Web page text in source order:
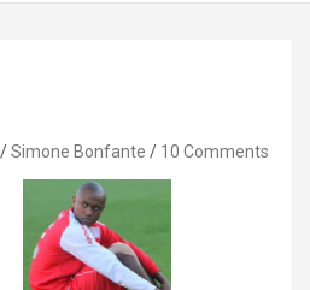
Simone Bonfante 10 Comments